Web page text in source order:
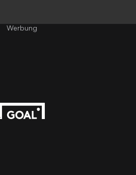
Werbung